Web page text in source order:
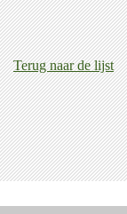
Terug naar de lijst